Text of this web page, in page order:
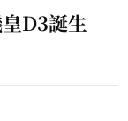
D3誕生